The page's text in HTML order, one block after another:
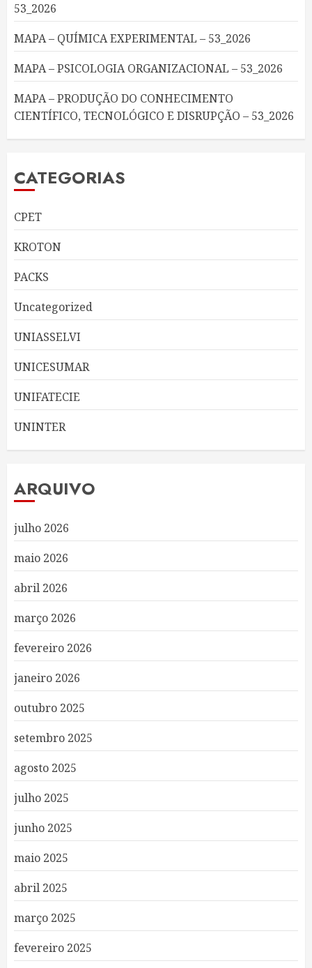
53_2026
MAPA – QUÍMICA EXPERIMENTAL – 53_2026
MAPA – PSICOLOGIA ORGANIZACIONAL – 53_2026
MAPA – PRODUÇÃO DO CONHECIMENTO
CIENTÍFICO, TECNOLÓGICO E DISRUPÇÃO – 53_2026
CATEGORIAS
CPET
KROTON
PACKS
Uncategorized
UNIASSELVI
UNICESUMAR
UNIFATECIE
UNINTER
ARQUIVO
julho 2026
maio 2026
abril 2026
março 2026
fevereiro 2026
janeiro 2026
outubro 2025
setembro 2025
agosto 2025
julho 2025
junho 2025
maio 2025
abril 2025
março 2025
fevereiro 2025